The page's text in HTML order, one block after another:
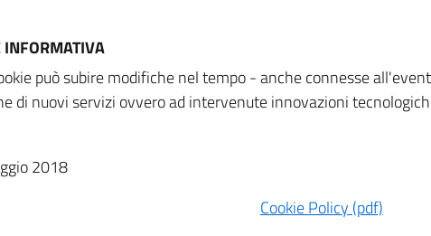
INFORMATIVA
può subire modifiche nel tempo - anche connesse
di nuovi servizi ovvero ad intervenute innovazioni
2018
Cookie Policy (pdf)